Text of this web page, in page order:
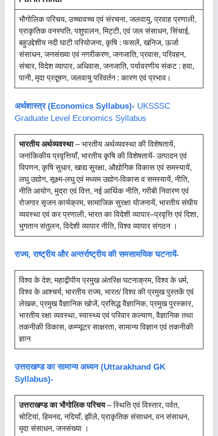
भौगोलिक परिचय, उच्चावच्च एवं संरचना, जलवायु, प्रवाह प्रणाली,
प्राकृतिक वनस्पति, पशुपालन, मिट्टी, एवं जल संसाधन, सिंचाई,
बहुउद्देशीय नदी घाटी परियोजना, कृषि : फसलें, खनिज, ऊर्जा
संसाधन, जनसंख्या एवं नगरीकरण, जनजाति, प्रवास, परिवहन,
संचार, विदेश व्यापार, अधिवास, जनजाति, पर्यावरणीय संकट : हवा,
पानी, मृदा प्रदूषण, जलवायु परिवर्तन : कारण एवं प्रभाव।
अर्थशास्त्र (Economics Syllabus)- UKSSSC
Graduate Level Economics Syllabus
भारतीय अर्थव्यवस्था– भारतीय अर्थव्यवस्था की विशेषतायें,
जनांकिकीय प्रवृत्तियाँ, भारतीय कृषि की विशेषतायें- उत्पादन एवं
विपणन, कृषि सुधार, खाद्य सुरक्षा, औद्योगिक विकास एवं समस्यायें,
लघु उद्योग, सूक्ष्म-लघु एवं मध्यम उद्योग-विकास व समस्यायें, नीति,
नीति आयोग, मुद्रा एवं वित्त, नई आर्थिक नीति, गरीबी निवारण एवं
रोजगार सृजन कार्यक्रम, सामाजिक सुरक्षा योजनायें, भारतीय संघीय
व्यवस्था एवं कर प्रणाली, भारत का विदेशी व्यापार–प्रवृत्ति एवं दिशा,
भुगतान संतुलन, विदेशी व्यापार नीति, विश्व व्यापार संगठन ।
राज्य, राष्ट्रीय और अन्तर्राष्ट्रीय की समसामयिक घटनायें-
विश्व के देश, महाद्वीपीय प्रमुख अंतरिक्ष घटनाक्रम, विश्व के धर्म,
विश्व के आश्चर्य, भारतीय राज्य, भारत/ विश्व की प्रमुख पुस्तकें एवं
लेखक, प्रमुख वैज्ञानिक खोजें, प्रसिद्ध वैज्ञानिक, प्रमुख पुरस्कार,
भारतीय रक्षा व्यवस्था, स्वास्थ्य एवं परिवार कल्याण, वैज्ञानिक तथा
तकनीकी विकास, कम्प्यूटर साक्षरता, सामान्य विज्ञान एवं तकनीकी
ज्ञान
उत्तराखण्ड का सामान्य अध्यन (Uttarakhand GK
Syllabus)-
उत्तराखण्ड का भौगोलिक परिचय– स्थिति एवं विस्तार, पर्वत,
चोटियां, हिमनद, नदियाँ, झीले, प्राकृतिक संसाधन, वन संसाधन,
मृदा संसाधन, जनसंख्या ।